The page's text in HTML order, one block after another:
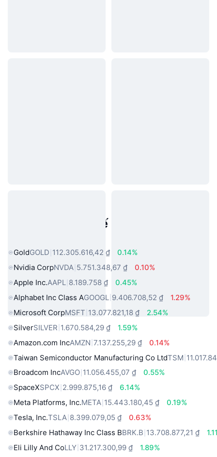
Tài sản trong thế giới thực phổ
GoldGOLD 112.305.616,42 ₫
0.14%
Nvidia CorpNVDA 5.751.348,67 ₫
0.10%
Apple Inc.AAPL 8.189.758 ₫
0.45%
Alphabet Inc Class AGOOGL 9.406.708,52 ₫
1.29%
Microsoft CorpMSFT 13.077.821,18 ₫
2.54%
SilverSILVER 1.670.584,29 ₫
1.59%
Amazon.com IncAMZN 7.137.255,29 ₫
0.14%
Taiwan Semiconductor Manufacturing Co LtdTSM
Broadcom IncAVGO 11.056.455,07 ₫
0.55%
SpaceXSPCX 2.999.875,16 ₫
6.14%
Meta Platforms, Inc.META 15.443.180,45 ₫
0.19%
Tesla, Inc.TSLA 8.399.079,05 ₫
0.63%
Berkshire Hathaway Inc Class BBRK.B 13.708.877,21 ₫
Eli Lilly And CoLLY 31.217.300,99 ₫
1.89%